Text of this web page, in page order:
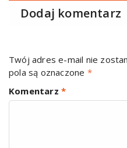
Dodaj komentarz
Twój adres e-mail nie
pola są oznaczone *
Komentarz *